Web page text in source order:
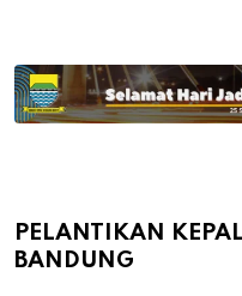
PELANTIKAN
BANDUNG